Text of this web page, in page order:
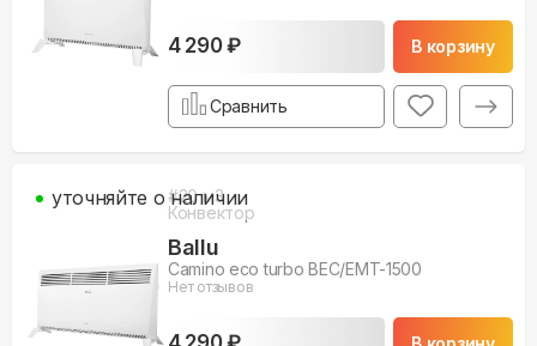
4 290 ₽ В корзину
Сравнить
#20м3
Конвектор
Ballu
Camino eco turbo BEC/EMT-1500
Нет отзывов
уточняйте о наличии